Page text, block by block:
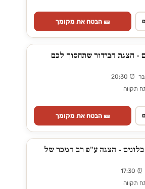
🎫 הבטח את מקומך
- הצגת הבידור שתחסוך לכם
תקווה
🎫 הבטח את מקומך
- הצגה ע"פ רב המכר של
תקווה